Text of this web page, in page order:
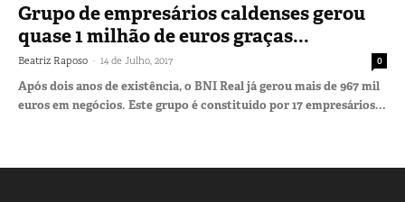
Grupo de empresários caldenses gerou
quase 1 milhão de euros graças...
Beatriz Raposo - 14 de Julho, 2017 0
Após dois anos de existência, o BNI Real já gerou mais de 967 mil
euros em negócios. Este grupo é constituído por 17 empresários...